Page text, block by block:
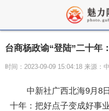
台商杨政谕“登陆”二十年
时间：2023-09-09 15:04:18 来源：
中新社广西北海9月8
十年：把好点子变成好事